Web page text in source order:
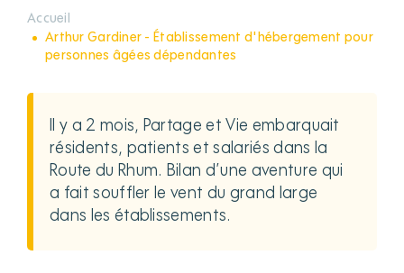
Accueil
Arthur Gardiner - Établissement d'hébergement pour
personnes âgées dépendantes
Il y a 2 mois, Partage et Vie embarquait
résidents, patients et salariés dans la
Route du Rhum. Bilan d’une aventure qui
a fait souffler le vent du grand large
dans les établissements.